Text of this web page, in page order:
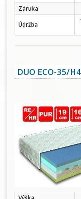
Záruka
Údržba
DUO ECO-35/